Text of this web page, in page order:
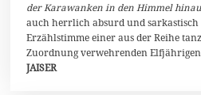
2
4
der Karawanken in den Himmel
auch herrlich absurd und sarkastisch
Erzählstimme einer aus der Reihe
Zuordnung verwehrenden
JAISER